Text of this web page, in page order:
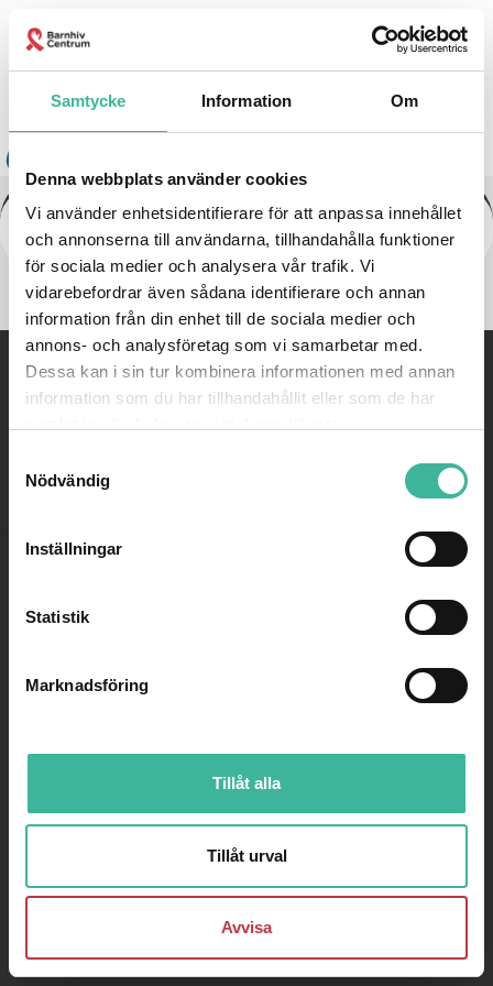
Samtycke Information Om
Denna webbplats använder cookies
Vi använder enhetsidentifierare för att anpassa innehållet
och annonserna till användarna, tillhandahålla funktioner
för sociala medier och analysera vår trafik. Vi
vidarebefordrar även sådana identifierare och annan
information från din enhet till de sociala medier och
annons- och analysföretag som vi samarbetar med.
Dessa kan i sin tur kombinera informationen med annan
information som du har tillhandahållit eller som de har
Nödvändig
Inställningar
Statistik
Marknadsföring
Tillåt alla
Tillåt urval
Avvisa
Kontakta oss
barn-unga-berattar
08-585 814 77 |Email:
WEBBYRÅ: PIGMENT AB